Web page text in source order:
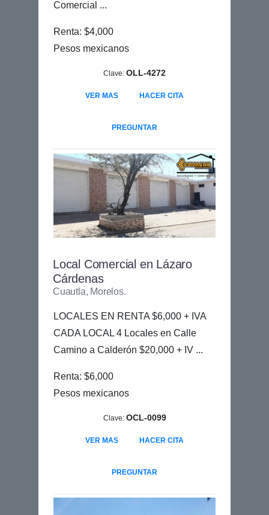
Comercial ...
Renta: $4,000
Pesos mexicanos
Clave: OLL-4272
VER MAS HACER CITA
PREGUNTAR
Local Comercial en Lázaro
Cárdenas
Cuautla, Morelos.
LOCALES EN RENTA $6,000 + IVA
CADA LOCAL 4 Locales en Calle
Camino a Calderón $20,000 + IV ...
Renta: $6,000
Pesos mexicanos
Clave: OCL-0099
VER MAS HACER CITA
PREGUNTAR